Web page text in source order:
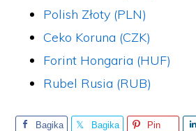
Polish Złoty (PLN)
Ceko Koruna (CZK)
Forint Hongaria (HUF)
Rubel Rusia (RUB)
Bagika
Bagika
Pin